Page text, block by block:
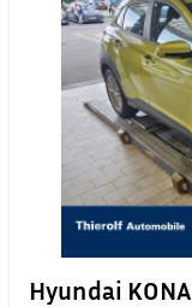
Hyundai KONA